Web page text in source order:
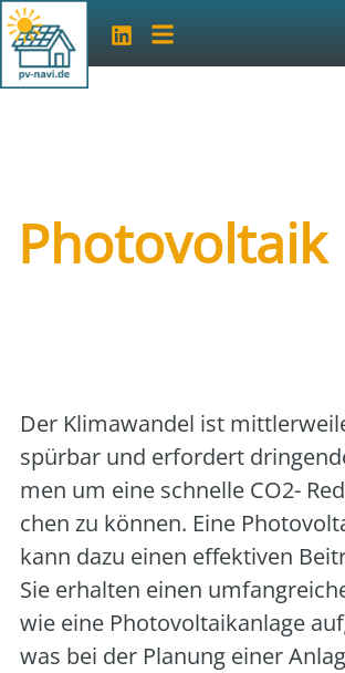
Photovoltaik
Der Kli­ma­wan­del ist
spür­bar und erfor­dert
men um eine schnel­le CO2-
chen zu kön­nen. Eine
kann dazu einen effek­ti­ven
Sie erhal­ten einen
wie eine Pho­to­vol­ta­ik­an­la­ge
was bei der Pla­nung einer